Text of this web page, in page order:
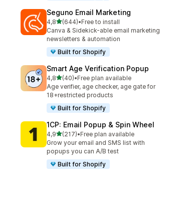
Seguno Email Marketing
4,8av 5 stjerner
(644)
Totalt 644 omtaler
•Free to install
Canva & Sidekick-able email marketing
newsletters & automation
Built for Shopify
Smart Age Verification Popup
4,8av 5 stjerner
(40)
Totalt 40 omtaler
•Free plan available
Age verifier, age checker, age gate for
18+restricted products
Built for Shopify
1CP: Email Popup & Spin Wheel
4,9av 5 stjerner
(217)
Totalt 217 omtaler
•Free plan available
Grow your email and SMS list with
popups you can A/B test
Built for Shopify